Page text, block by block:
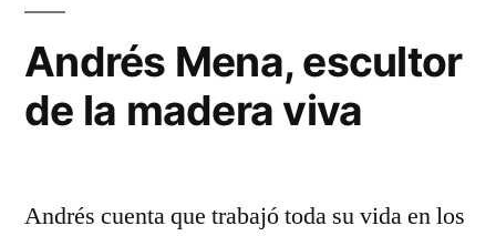
Andrés Mena, escultor
de la madera viva
Andrés cuenta que trabajó toda su vida en los